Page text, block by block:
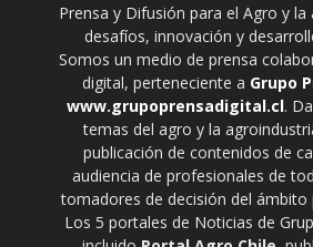
Prensa y Difusión para el Agro y la
desafíos, innovación y
Somos un medio de prensa
digital, perteneciente a Grupo
www.grupoprensadigital.cl.
temas del agro y la
publicación de contenidos de
audiencia de profesionales de
tomadores de decisión del ámbito
Los 5 portales de Noticias de